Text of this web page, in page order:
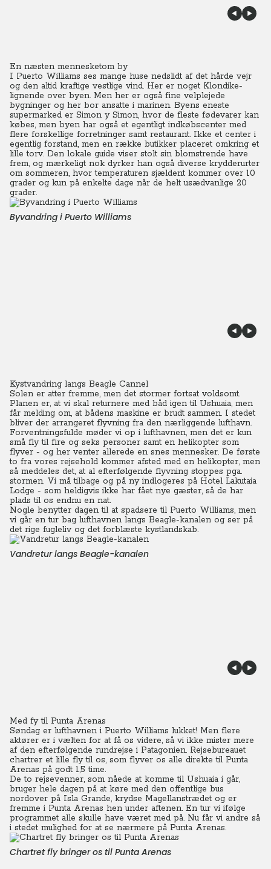
En næsten mennesketom by
I Puerto Williams ses mange huse nedslidt af det hårde vejr
og den altid kraftige vestlige vind. Her er noget Klondike-
lignende over byen. Men her er også fine velplejede
bygninger og her bor ansatte i marinen. Byens eneste
supermarked er Simon y Simon, hvor de fleste fødevarer kan
købes, men byen har også et egentligt indkøbscenter med
flere forskellige forretninger samt restaurant. Ikke et center i
egentlig forstand, men en række butikker placeret omkring et
lille torv. Den lokale guide viser stolt sin blomstrende have
frem, og mærkeligt nok dyrker han også diverse krydderurter
om sommeren, hvor temperaturen sjældent kommer over 10
grader og kun på enkelte dage når de helt usædvanlige 20
grader.
Byvandring i Puerto Williams
Kystvandring langs Beagle Cannel
Solen er atter fremme, men det stormer fortsat voldsomt.
Planen er, at vi skal returnere med båd igen til Ushuaia, men
får melding om, at bådens maskine er brudt sammen. I stedet
bliver der arrangeret flyvning fra den nærliggende lufthavn.
Forventningsfulde møder vi op i lufthavnen, men det er kun
små fly til fire og seks personer samt en helikopter som
flyver - og her venter allerede en snes mennesker. De første
to fra vores rejsehold kommer afsted med en helikopter, men
så meddeles det, at al efterfølgende flyvning stoppes pga.
stormen. Vi må tilbage og på ny indlogeres på Hotel Lakutaia
Lodge - som heldigvis ikke har fået nye gæster, så de har
plads til os endnu en nat.
Nogle benytter dagen til at spadsere til Puerto Williams, men
vi går en tur bag lufthavnen langs Beagle-kanalen og ser på
det rige fugleliv og det forblæste kystlandskab.
Vandretur langs Beagle-kanalen
Med fy til Punta Arenas
Søndag er lufthavnen i Puerto Williams lukket! Men flere
aktører er i vælten for at få os videre, så vi ikke mister mere
af den efterfølgende rundrejse i Patagonien. Rejsebureauet
chartrer et lille fly til os, som flyver os alle direkte til Punta
Arenas på godt 1,5 time.
De to rejsevenner, som nåede at komme til Ushuaia i går,
bruger hele dagen på at køre med den offentlige bus
nordover på Isla Grande, krydse Magellanstrædet og er
fremme i Punta Arenas hen under aftenen. En tur vi ifølge
programmet alle skulle have været med på. Nu får vi andre så
i stedet mulighed for at se nærmere på Punta Arenas.
Chartret fly bringer os til Punta Arenas